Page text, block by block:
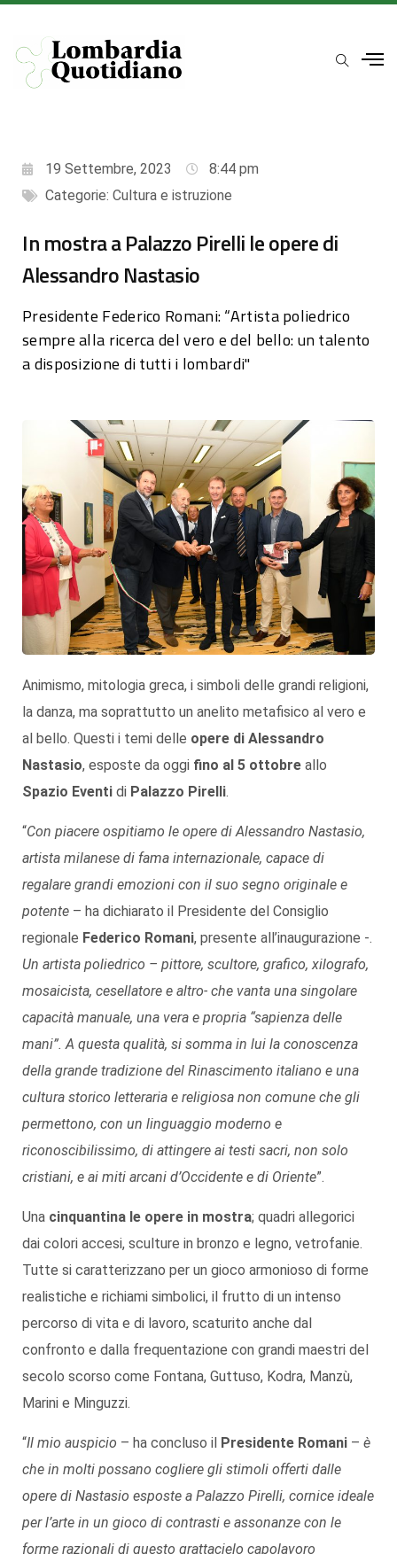
19 Settembre, 2023
8:44 pm
Categorie: Cultura e istruzione
In mostra a Palazzo Pirelli le opere di
Alessandro Nastasio
Presidente Federico Romani: “Artista poliedrico
sempre alla ricerca del vero e del bello: un talento
a disposizione di tutti i lombardi"
Animismo, mitologia greca, i simboli delle grandi religioni,
la danza, ma soprattutto un anelito metafisico al vero e
al bello. Questi i temi delle opere di Alessandro
Nastasio, esposte da oggi fino al 5 ottobre allo
Spazio Eventi di Palazzo Pirelli.
“Con piacere ospitiamo le opere di Alessandro Nastasio,
artista milanese di fama internazionale, capace di
regalare grandi emozioni con il suo segno originale e
potente – ha dichiarato il Presidente del Consiglio
regionale Federico Romani, presente all’inaugurazione -.
Un artista poliedrico – pittore, scultore, grafico, xilografo,
mosaicista, cesellatore e altro- che vanta una singolare
capacità manuale, una vera e propria “sapienza delle
mani”. A questa qualità, si somma in lui la conoscenza
della grande tradizione del Rinascimento italiano e una
cultura storico letteraria e religiosa non comune che gli
permettono, con un linguaggio moderno e
riconoscibilissimo, di attingere ai testi sacri, non solo
cristiani, e ai miti arcani d’Occidente e di Oriente”.
Una cinquantina le opere in mostra; quadri allegorici
dai colori accesi, sculture in bronzo e legno, vetrofanie.
Tutte si caratterizzano per un gioco armonioso di forme
realistiche e richiami simbolici, il frutto di un intenso
percorso di vita e di lavoro, scaturito anche dal
confronto e dalla frequentazione con grandi maestri del
secolo scorso come Fontana, Guttuso, Kodra, Manzù,
Marini e Minguzzi.
“Il mio auspicio – ha concluso il Presidente Romani – è
che in molti possano cogliere gli stimoli offerti dalle
opere di Nastasio esposte a Palazzo Pirelli, cornice ideale
per l’arte in un gioco di contrasti e assonanze con le
forme razionali di questo grattacielo capolavoro